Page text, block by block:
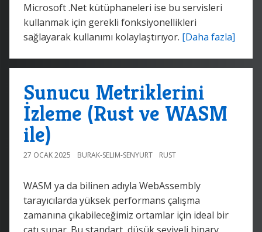
Microsoft .Net kütüphaneleri ise bu servisleri
kullanmak için gerekli fonksiyonellikleri
sağlayarak kullanımı kolaylaştırıyor. [Daha fazla]
Sunucu Metriklerini
İzleme (Rust ve WASM
ile)
27 OCAK 2025 BURAK-SELIM-SENYURT RUST
WASM ya da bilinen adıyla WebAssembly
tarayıcılarda yüksek performans çalışma
zamanına çıkabileceğimiz ortamlar için ideal bir